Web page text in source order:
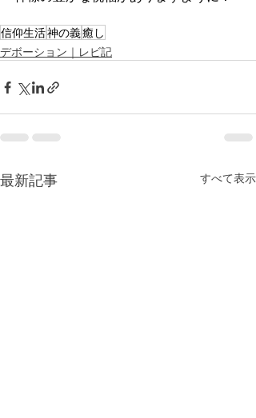
信仰生活神の義癒し
デボーション｜レビ記
最新記事 すべて表示